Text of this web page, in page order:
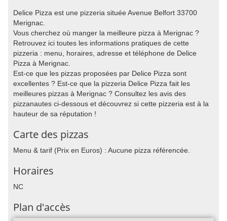
Delice Pizza est une pizzeria située Avenue Belfort 33700
Merignac.
Vous cherchez où manger la meilleure pizza à Merignac ?
Retrouvez ici toutes les informations pratiques de cette
pizzeria : menu, horaires, adresse et téléphone de Delice
Pizza à Merignac.
Est-ce que les pizzas proposées par Delice Pizza sont
excellentes ? Est-ce que la pizzeria Delice Pizza fait les
meilleures pizzas à Merignac ? Consultez les avis des
pizzanautes ci-dessous et découvrez si cette pizzeria est à la
hauteur de sa réputation !
Carte des pizzas
Menu & tarif (Prix en Euros) : Aucune pizza référencée.
Horaires
NC
Plan d'accès